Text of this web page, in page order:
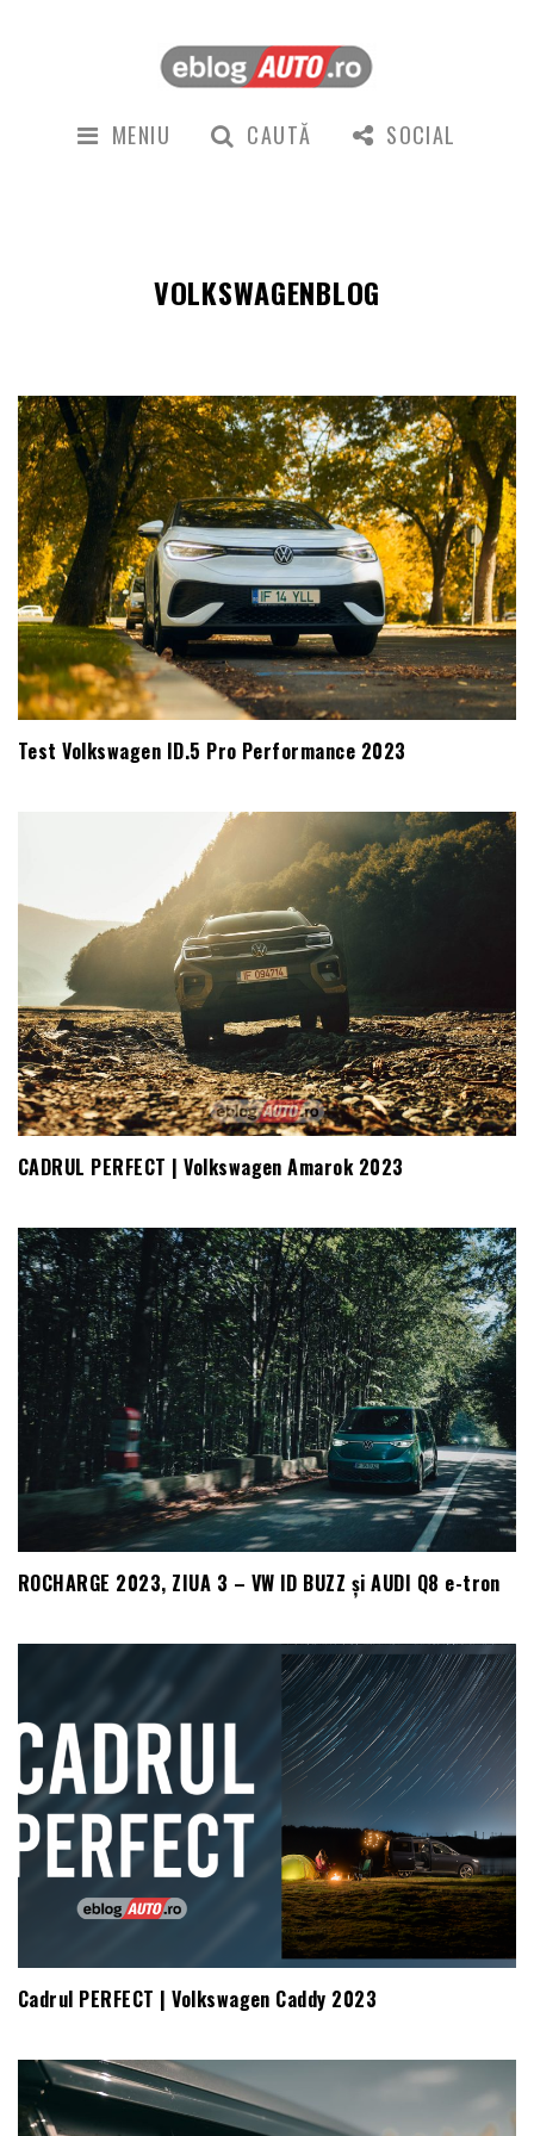
MENIU CAUTĂ SOCIAL
VOLKSWAGENBLOG
Test Volkswagen ID.5 Pro Performance 2023
CADRUL PERFECT | Volkswagen Amarok 2023
ROCHARGE 2023, ZIUA 3 – VW ID BUZZ și AUDI Q8 e-tron
Cadrul PERFECT | Volkswagen Caddy 2023